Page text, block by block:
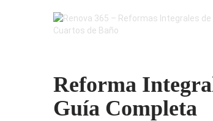
Reforma
Guía Completa